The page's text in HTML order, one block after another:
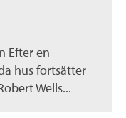
Efter en
hus fortsätter
Wells...